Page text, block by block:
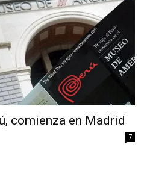
Thru
My
comienza en Madrid
7